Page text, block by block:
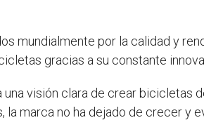
mundialmente por la calidad y
gracias a su constante
una visión clara de crear bicicletas
marca no ha dejado de crecer y